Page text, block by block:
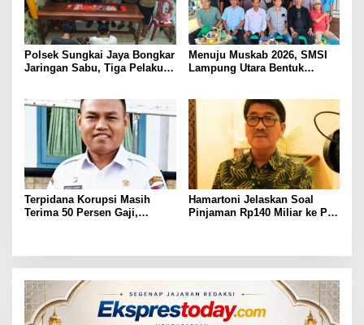
Polsek Sungkai Jaya Bongkar
Jaringan Sabu, Tiga Pelaku
Menuju Muskab 2026, SMSI
Lampung Utara Bentuk
Terpidana Korupsi Masih
Terima 50 Persen Gaji,
Hamartoni Jelaskan Soal
Pinjaman Rp140 Miliar ke PT